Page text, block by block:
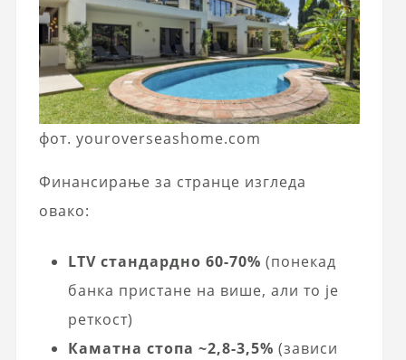
фот. youroverseashome.com
Финансирање за странце изгледа
овако:
LTV стандардно 60-70% (понекад
банка пристане на више, али то је
реткост)
Каматна стопа ~2,8-3,5% (зависи